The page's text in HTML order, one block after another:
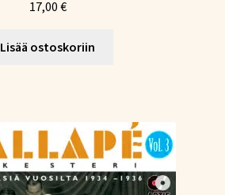
17,00 €
Lisää ostoskoriin